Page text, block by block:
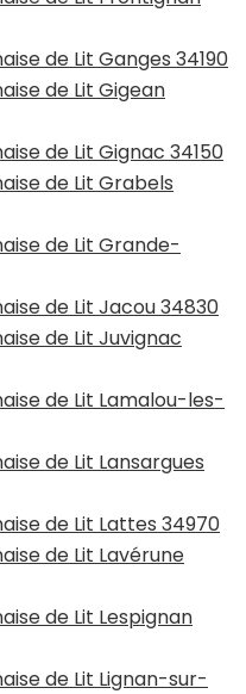
de Lit Ganges 34190
de Lit Gigean
de Lit Gignac 34150
de Lit Grabels
de Lit Grande-
de Lit Jacou 34830
de Lit Juvignac
de Lit Lamalou-les-
de Lit Lansargues
de Lit Lattes 34970
de Lit Lavérune
de Lit Lespignan
de Lit Lignan-sur-